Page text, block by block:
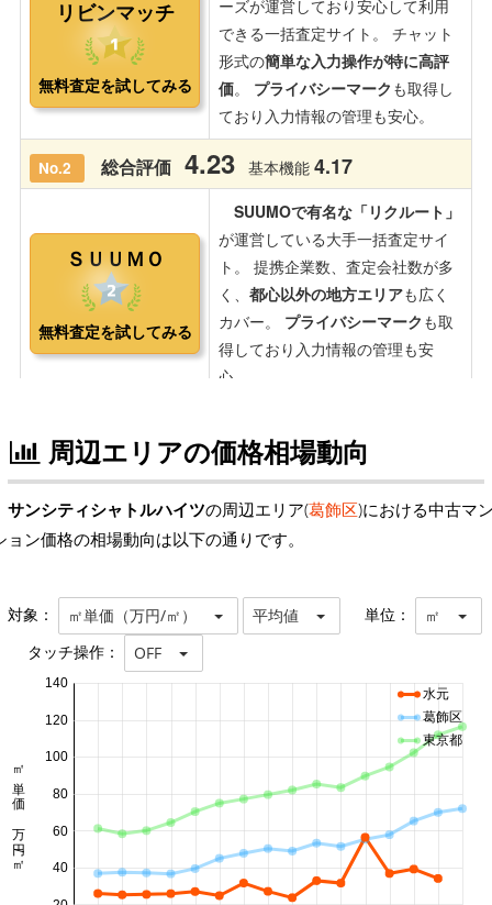
周辺エリアの価格相場動向
サンシティシャトルハイツの周辺エリア(葛飾区)における中古マ
ョン価格の相場動向は以下の通りです。
対象： ㎡単価（万円/㎡） 平均値 単位： ㎡
タッチ操作： OFF
40
60
80
100
120
140
㎡単価 万円/㎡
水元
葛飾区
東京都